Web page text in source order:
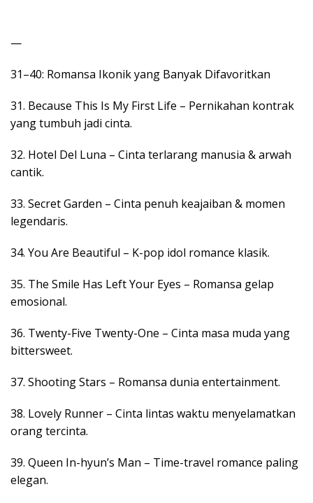
—
31–40: Romansa Ikonik yang Banyak Difavoritkan
31. Because This Is My First Life – Pernikahan kontrak
yang tumbuh jadi cinta.
32. Hotel Del Luna – Cinta terlarang manusia & arwah
cantik.
33. Secret Garden – Cinta penuh keajaiban & momen
legendaris.
34. You Are Beautiful – K-pop idol romance klasik.
35. The Smile Has Left Your Eyes – Romansa gelap
emosional.
36. Twenty-Five Twenty-One – Cinta masa muda yang
bittersweet.
37. Shooting Stars – Romansa dunia entertainment.
38. Lovely Runner – Cinta lintas waktu menyelamatkan
orang tercinta.
39. Queen In-hyun’s Man – Time-travel romance paling
elegan.